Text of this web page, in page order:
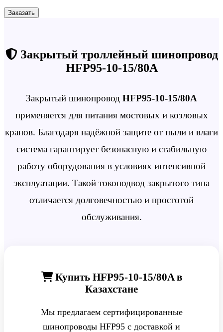
Заказать
Закрытый троллейный шинопровод
HFP95-10-15/80A
Закрытый шинопровод HFP95-10-15/80A
применяется для питания мостовых и козловых
кранов. Благодаря надёжной защите от пыли и влаги
система гарантирует безопасную и стабильную
работу оборудования в условиях интенсивной
эксплуатации. Такой токоподвод закрытого типа
отличается долговечностью и простотой
обслуживания.
Купить HFP95-10-15/80A в
Казахстане
Мы предлагаем сертифицированные
шинопроводы HFP95 с доставкой и